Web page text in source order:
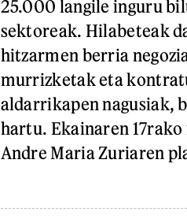
25.000 langile inguru
sektoreak. Hilabeteak
hitzarmen berria
murrizketak eta
aldarrikapen nagusiak,
hartu. Ekainaren
Andre Maria Zuriaren